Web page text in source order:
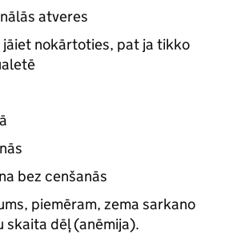
atveres
jāiet nokārtoties, pat ja tikko
bez cenšanās
piemēram, zema sarkano
skaita dēļ (anēmija).